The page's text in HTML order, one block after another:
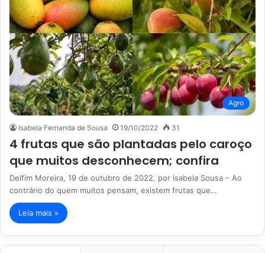
Agro
Isabela Fernanda de Sousa 19/10/2022 31
4 frutas que são plantadas pelo caroço
que muitos desconhecem; confira
Delfim Moreira, 19 de outubro de 2022, por Isabela Sousa – Ao
contrário do quem muitos pensam, existem frutas que…
Leia mais »